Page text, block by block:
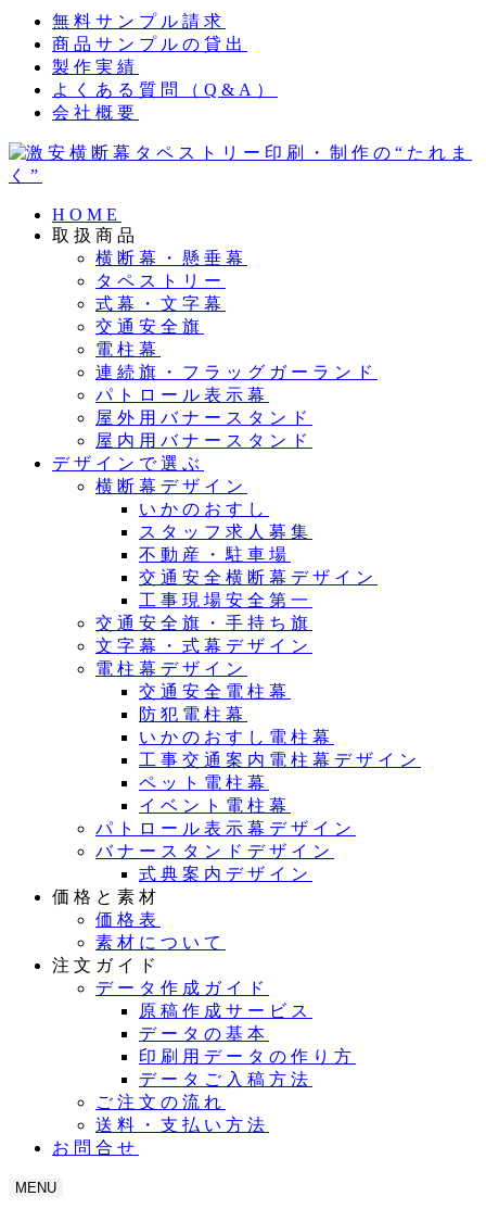
無料サンプル請求
商品サンプルの貸出
製作実績
よくある質問（Q&A）
会社概要
HOME
取扱商品
横断幕・懸垂幕
タペストリー
式幕・文字幕
交通安全旗
電柱幕
連続旗・フラッグガーランド
パトロール表示幕
屋外用バナースタンド
屋内用バナースタンド
デザインで選ぶ
横断幕デザイン
いかのおすし
スタッフ求人募集
不動産・駐車場
交通安全横断幕デザイン
工事現場安全第一
交通安全旗・手持ち旗
文字幕・式幕デザイン
電柱幕デザイン
交通安全電柱幕
防犯電柱幕
いかのおすし電柱幕
工事交通案内電柱幕デザイン
ペット電柱幕
イベント電柱幕
パトロール表示幕デザイン
バナースタンドデザイン
式典案内デザイン
価格と素材
価格表
素材について
注文ガイド
データ作成ガイド
原稿作成サービス
データの基本
印刷用データの作り方
データご入稿方法
ご注文の流れ
送料・支払い方法
お問合せ
MENU